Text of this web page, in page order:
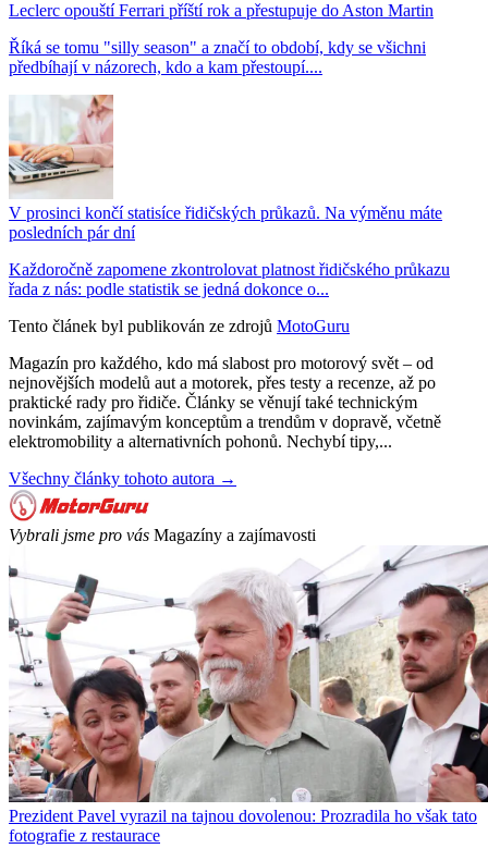
Leclerc opouští Ferrari příští rok a přestupuje do Aston Martin
Říká se tomu "silly season" a značí to období, kdy se všichni
předbíhají v názorech, kdo a kam přestoupí....
V prosinci končí statisíce řidičských průkazů. Na výměnu máte
posledních pár dní
Každoročně zapomene zkontrolovat platnost řidičského průkazu
řada z nás: podle statistik se jedná dokonce o...
Tento článek byl publikován ze zdrojů MotoGuru
Magazín pro každého, kdo má slabost pro motorový svět – od
nejnovějších modelů aut a motorek, přes testy a recenze, až po
praktické rady pro řidiče. Články se věnují také technickým
novinkám, zajímavým konceptům a trendům v dopravě, včetně
elektromobility a alternativních pohonů. Nechybí tipy,...
Všechny články tohoto autora →
Vybrali jsme pro vás Magazíny a zajímavosti
Prezident Pavel vyrazil na tajnou dovolenou: Prozradila ho však tato
fotografie z restaurace